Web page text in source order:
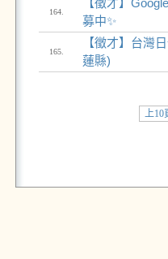
164.
【徵才】
募中✨
165.
【徵才】台灣
蓮縣)
上10